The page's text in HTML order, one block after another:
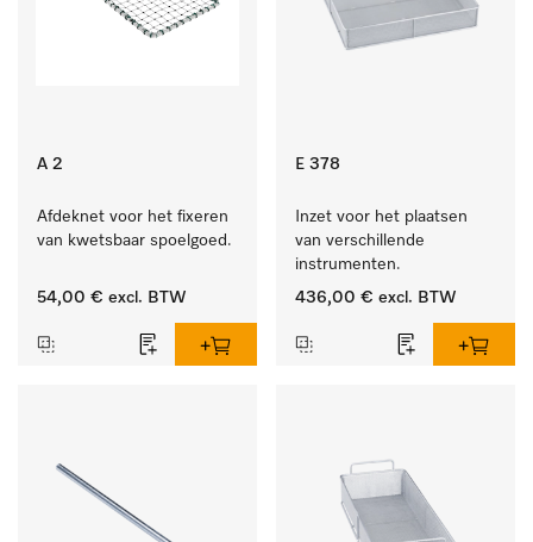
A 2
Afdeknet voor het fixeren
van kwetsbaar spoelgoed.
54,00 € excl. BTW
E 378
Inzet voor het plaatsen
van verschillende
instrumenten.
436,00 € excl. BTW